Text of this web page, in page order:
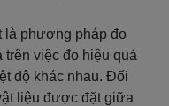
là phương pháp đo
việc đo hiệu quả
độ khác nhau. Đối
liệu được đặt giữa